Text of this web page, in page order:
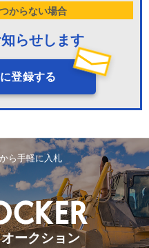
からない場合
らせします
登録する
ら手軽に入札
ークション